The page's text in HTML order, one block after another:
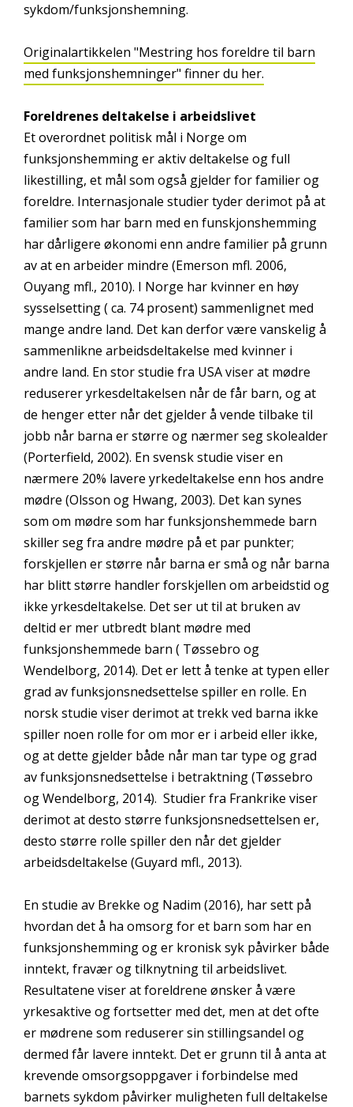
sykdom/funksjonshemning.
Originalartikkelen "Mestring hos foreldre til barn
med funksjonshemninger" finner du her.
Foreldrenes deltakelse i arbeidslivet
Et overordnet politisk mål i Norge om
funksjonshemming er aktiv deltakelse og full
likestilling, et mål som også gjelder for familier og
foreldre. Internasjonale studier tyder derimot på at
familier som har barn med en funskjonshemming
har dårligere økonomi enn andre familier på grunn
av at en arbeider mindre (Emerson mfl. 2006,
Ouyang mfl., 2010). I Norge har kvinner en høy
sysselsetting ( ca. 74 prosent) sammenlignet med
mange andre land. Det kan derfor være vanskelig å
sammenlikne arbeidsdeltakelse med kvinner i
andre land. En stor studie fra USA viser at mødre
reduserer yrkesdeltakelsen når de får barn, og at
de henger etter når det gjelder å vende tilbake til
jobb når barna er større og nærmer seg skolealder
(Porterfield, 2002). En svensk studie viser en
nærmere 20% lavere yrkedeltakelse enn hos andre
mødre (Olsson og Hwang, 2003). Det kan synes
som om mødre som har funksjonshemmede barn
skiller seg fra andre mødre på et par punkter;
forskjellen er større når barna er små og når barna
har blitt større handler forskjellen om arbeidstid og
ikke yrkesdeltakelse. Det ser ut til at bruken av
deltid er mer utbredt blant mødre med
funksjonshemmede barn ( Tøssebro og
Wendelborg, 2014). Det er lett å tenke at typen eller
grad av funksjonsnedsettelse spiller en rolle. En
norsk studie viser derimot at trekk ved barna ikke
spiller noen rolle for om mor er i arbeid eller ikke,
og at dette gjelder både når man tar type og grad
av funksjonsnedsettelse i betraktning (Tøssebro
og Wendelborg, 2014). Studier fra Frankrike viser
derimot at desto større funksjonsnedsettelsen er,
desto større rolle spiller den når det gjelder
arbeidsdeltakelse (Guyard mfl., 2013).
En studie av Brekke og Nadim (2016), har sett på
hvordan det å ha omsorg for et barn som har en
funksjonshemming og er kronisk syk påvirker både
inntekt, fravær og tilknytning til arbeidslivet.
Resultatene viser at foreldrene ønsker å være
yrkesaktive og fortsetter med det, men at det ofte
er mødrene som reduserer sin stillingsandel og
dermed får lavere inntekt. Det er grunn til å anta at
krevende omsorgsoppgaver i forbindelse med
barnets sykdom påvirker muligheten full deltakelse